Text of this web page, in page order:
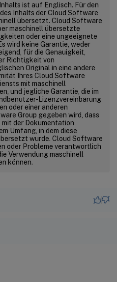
ist auf Englisch. Für den
Inhalts der Cloud Software
übersetzt. Cloud Software
maschinell übersetzte
oder eine ungeeignete
wird keine Garantie, weder
für die Genauigkeit,
Richtigkeit von
Original in eine andere
Ihres Cloud Software
mit maschinell
und jegliche Garantie, die im
Lizenzvereinbarung
oder einer anderen
Group gegeben wird, dass
der Dokumentation
Umfang, in dem diese
wurde. Cloud Software
oder Probleme verantwortlich
Verwendung maschinell
können.